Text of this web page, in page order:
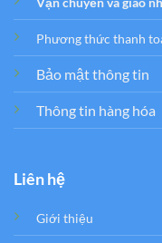
Phương thức thanh
Bảo mật thông tin
Thông tin hàng hóa
Liên hệ
Giới thiệu